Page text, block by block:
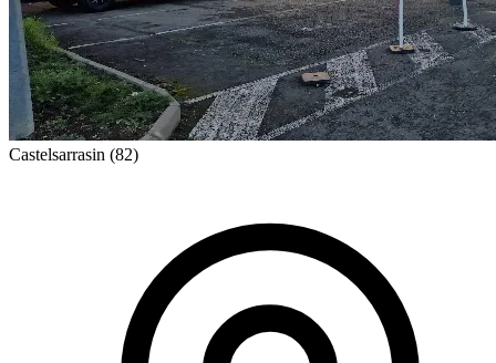
Castelsarrasin (82)